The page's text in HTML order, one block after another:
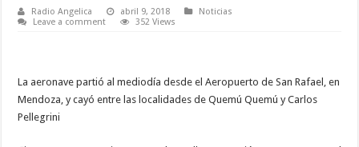
Radio Angelica abril 9, 2018
Noticias
Leave a comment
352 Views
La aeronave partió al mediodía desde el Aeropuerto de San Rafael, en
Mendoza, y cayó entre las localidades de Quemú Quemú y Carlos
Pellegrini